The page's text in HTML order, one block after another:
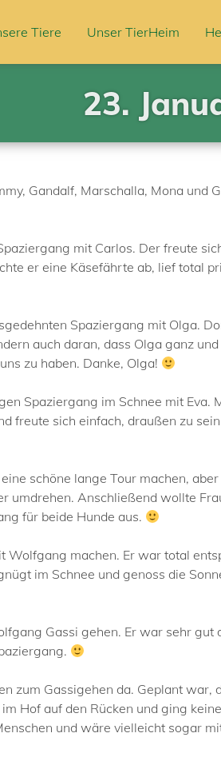
Tiere Unser TierHeim
23.
Gandalf, Marschalla, Mona
mit Carlos. Der freute
er eine Käsefährte ab, lief total
Spaziergang mit Olga.
auch daran, dass Olga ganz
zu haben. Danke, Olga!
Spaziergang im Schnee mit
freute sich einfach, draußen zu
schöne lange Tour machen,
umdrehen. Anschließend wollte
für beide Hunde aus.
Wolfgang machen. Er war total
im Schnee und genoss die
Gassi gehen. Er war sehr
zum Gassigehen da. Geplant
Hof auf den Rücken und ging
und wäre vielleicht sogar